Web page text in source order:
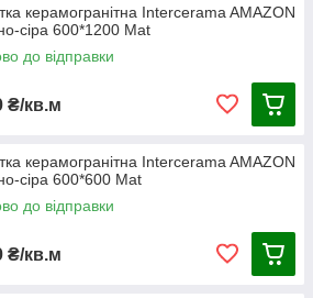
керамогранітна Intercerama AMAZON
сіра 600*1200 Mat
до відправки
₴/кв.м
керамогранітна Intercerama AMAZON
сіра 600*600 Mat
до відправки
₴/кв.м